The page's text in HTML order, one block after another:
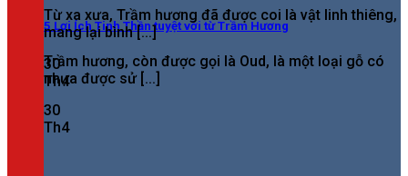
5 Lợi Ích Tinh Thần tuyệt vời từ Trầm Hương
Trầm hương, còn được gọi là Oud, là một loại gỗ có
nhựa được sử [...]
30
Th4
Từ xa xưa, Trầm hương đã được coi là vật linh thiêng,
mang lại bình [...]
30
Th4